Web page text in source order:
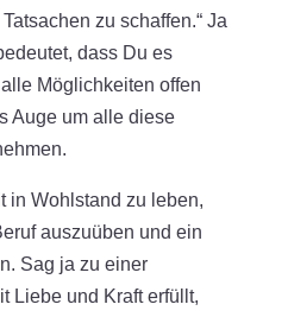
zu schaffen.“ Ja
dass Du es
Möglichkeiten offen
Auge um alle diese
in Wohlstand zu leben,
auszuüben und ein
Sag ja zu einer
Liebe und Kraft erfüllt,